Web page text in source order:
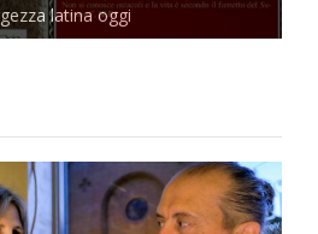
latina oggi